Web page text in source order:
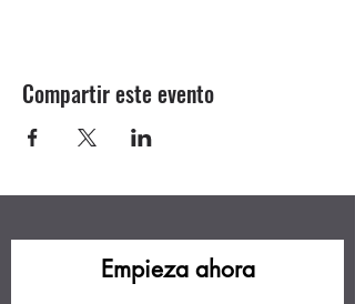
Compartir este evento
Empieza ahora